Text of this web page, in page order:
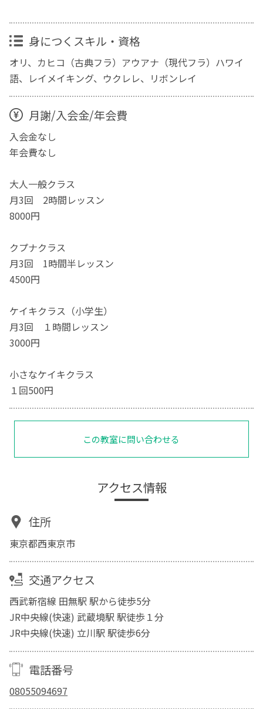
身につくスキル・資格
オリ、カヒコ（古典フラ）アウアナ（現代フラ）ハワイ
語、レイメイキング、ウクレレ、リボンレイ
月謝/入会金/年会費
入会金なし
年会費なし
大人一般クラス
月3回 2時間レッスン
8000円
クプナクラス
月3回 1時間半レッスン
4500円
ケイキクラス（小学生）
月3回 １時間レッスン
3000円
小さなケイキクラス
１回500円
この教室に問い合わせる
アクセス情報
住所
東京都西東京市
交通アクセス
西武新宿線 田無駅 駅から徒歩5分
JR中央線(快速) 武蔵境駅 駅徒歩１分
JR中央線(快速) 立川駅 駅徒歩6分
電話番号
08055094697